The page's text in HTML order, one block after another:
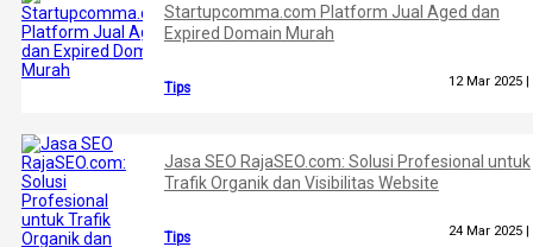
Startupcomma.com Platform Jual Aged dan
Expired Domain Murah
Tips 12 Mar 2025 |
Jasa SEO RajaSEO.com: Solusi Profesional untuk
Trafik Organik dan Visibilitas Website
Tips 24 Mar 2025 |